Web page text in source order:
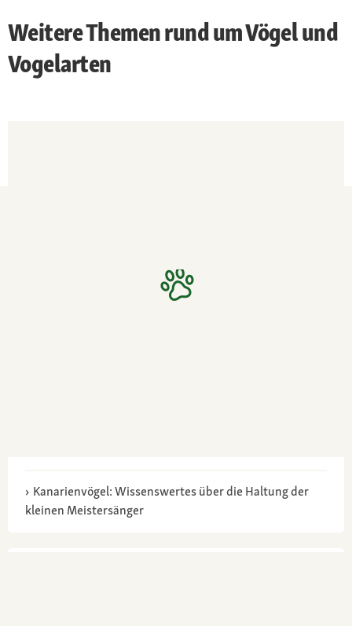
Weitere Themen rund um Vögel und
Vogelarten
Kanarienvögel: Wissenswertes über die Haltung der
kleinen Meistersänger